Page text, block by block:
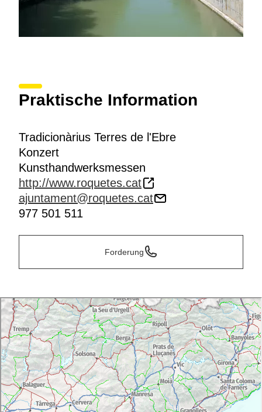
Praktische Information
Tradicionàrius Terres de l'Ebre
Konzert
Kunsthandwerksmessen
http://www.roquetes.cat
ajuntament@roquetes.cat
977 501 511
Forderung